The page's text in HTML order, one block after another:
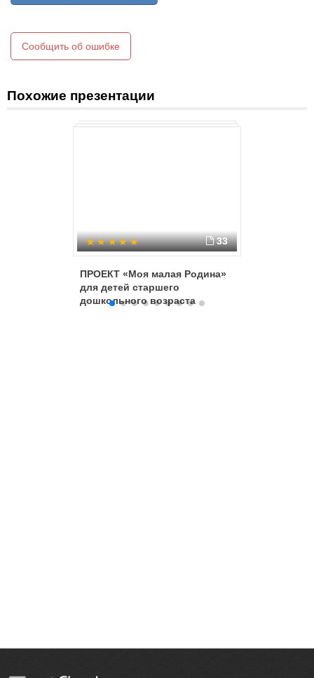
- сохраняя исторически сложившееся государственное
- исходя из ответственности за свою Родину перед нынешним и
будущим поколением,
- соединённые общей судьбой своей земли,
Сообщить об ошибке
Похожие презентации
33
ПРОЕКТ «Моя малая Родина»
для детей старшего
дошкольного возраста